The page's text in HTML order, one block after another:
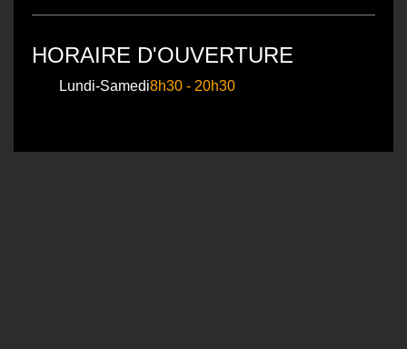
HORAIRE D'OUVERTURE
Lundi-Samedi8h30 - 20h30